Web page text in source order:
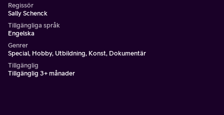
Regissör
Sally Schenck
Tillgängliga språk
Engelska
Genrer
Special, Hobby, Utbildning, Konst, Dokumentär
Tillgänglig
Tillgänglig 3+ månader